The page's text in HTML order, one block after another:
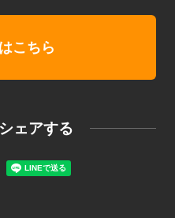
こちら
ェアする